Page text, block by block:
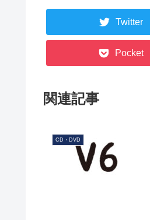
Twitter
Pocket
関連記事
CD・DVD